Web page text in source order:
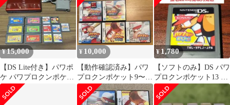
¥15,000
【DS Lite付き】パワポ
ケ パワプロクンポケッ
ト 1〜13セット 動作確
認済
¥ 10,000
【動作確認済み】パワ
プロクンポケット9〜14
セット
¥ 1,780
【ソフトのみ】DS パワ
プロクンポケット13 パ
ワポケ13 KONAMI